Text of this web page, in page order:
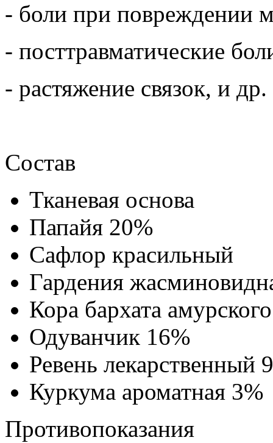
- боли при повреждении
- посттравматические
- растяжение связок, и др.
Состав
Тканевая основа
Папайя 20%
Сафлор красильный
Гардения
Кора бархата
Одуванчик 16%
Ревень лекарственный
Куркума ароматная 3%
Противопоказания